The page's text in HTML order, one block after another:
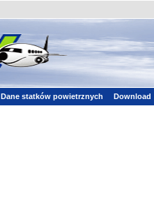
Dane statków powietrznych Download